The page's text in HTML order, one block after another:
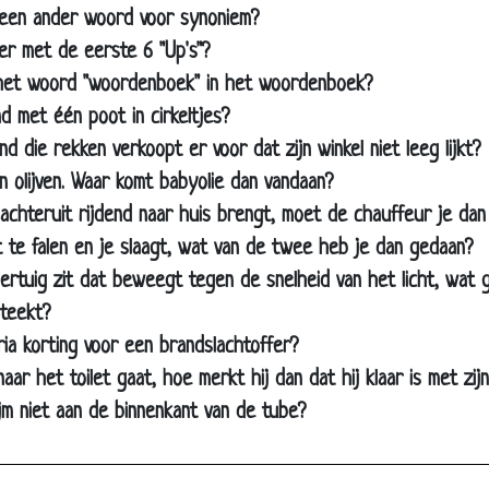
ander woord voor synoniem?
met de eerste 6 "Up's"?
woord "woordenboek" in het woordenboek?
met één poot in cirkeltjes?
die rekken verkoopt er voor dat zijn winkel niet leeg lijkt?
olijven. Waar komt babyolie dan vandaan?
rijdend naar huis brengt, moet de chauffeur je dan
falen en je slaagt, wat van de twee heb je dan gedaan?
zit dat beweegt tegen de snelheid van het licht, wat
korting voor een brandslachtoffer?
het toilet gaat, hoe merkt hij dan dat hij klaar is met
niet aan de binnenkant van de tube?
ik
prijzen
aan de bar
belg
verliest de oorlog